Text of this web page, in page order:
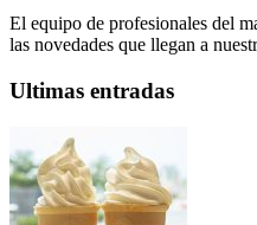
El equipo de profesionales del
las novedades que llegan a
Ultimas entradas